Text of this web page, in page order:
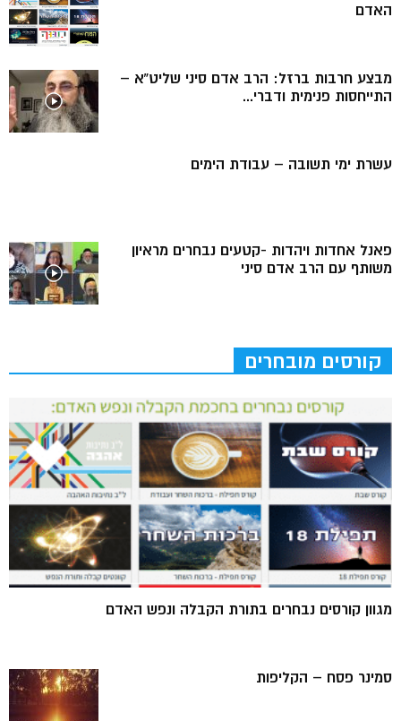
האדם
מבצע חרבות ברזל: הרב אדם סיני שליט”א –
התייחסות פנימית ודברי...
עשרת ימי תשובה – עבודת הימים
פאנל אחדות ויהדות -קטעים נבחרים מראיון
משותף עם הרב אדם סיני
קורסים מובחרים
מגוון קורסים נבחרים בתורת הקבלה ונפש האדם
סמינר פסח – הקליפות